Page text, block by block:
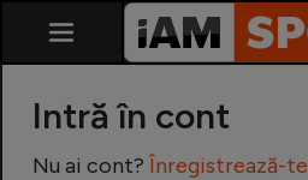
Intră în cont
Nu ai cont? Înregistrează-te